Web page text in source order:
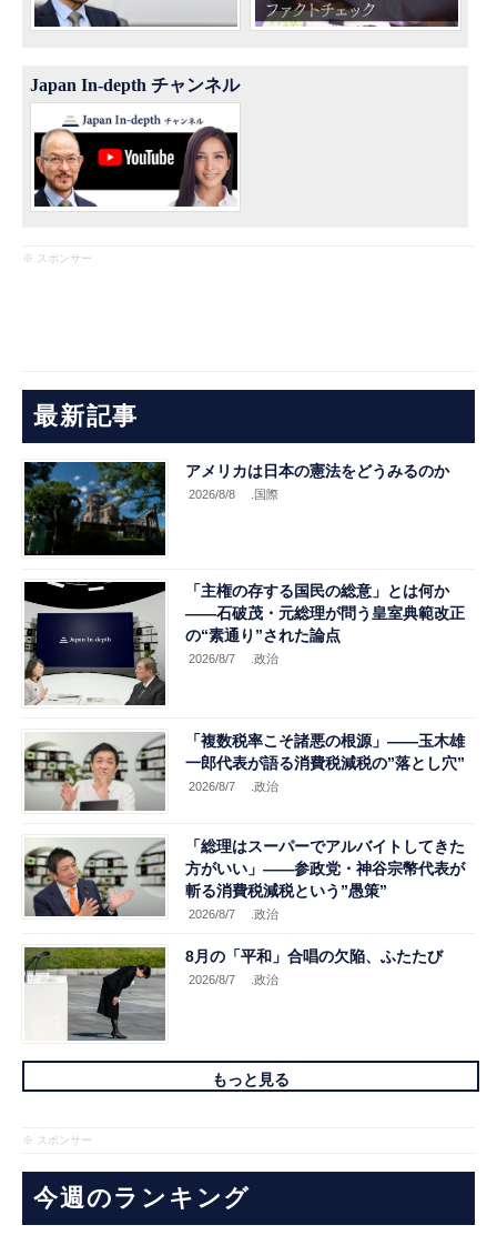
Japan In-depth チャンネル
※ スポンサー
最新記事
アメリカは日本の憲法をどうみるのか
2026/8/8 .国際
「主権の存する国民の総意」とは何か
――石破茂・元総理が問う皇室典範改正
の“素通り”された論点
2026/8/7 .政治
「複数税率こそ諸悪の根源」――玉木雄
一郎代表が語る消費税減税の”落とし穴”
2026/8/7 .政治
「総理はスーパーでアルバイトしてきた
方がいい」――参政党・神谷宗幣代表が
斬る消費税減税という”愚策”
2026/8/7 .政治
8月の「平和」合唱の欠陥、ふたたび
2026/8/7 .政治
もっと見る
※ スポンサー
今週のランキング